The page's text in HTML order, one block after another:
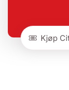
Kjøp